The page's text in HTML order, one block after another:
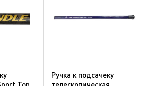
Top
Ручка к подсачеку
телескопическая